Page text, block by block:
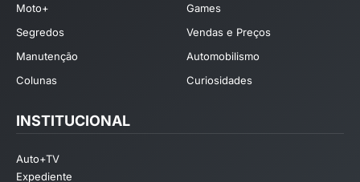
Moto+
Games
Segredos
Vendas e Preços
Manutenção
Automobilismo
Colunas
Curiosidades
INSTITUCIONAL
Auto+TV
Expediente